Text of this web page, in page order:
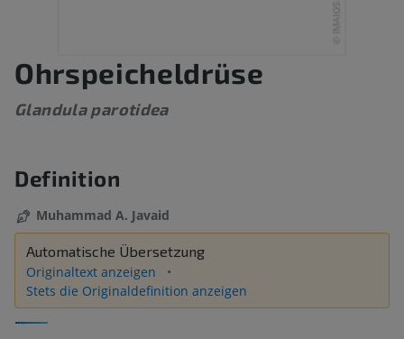
Ohrspeicheldrüse
Glandula parotidea
Definition
Muhammad A. Javaid
Automatische Übersetzung
Originaltext anzeigen
Stets die Originaldefinition anzeigen